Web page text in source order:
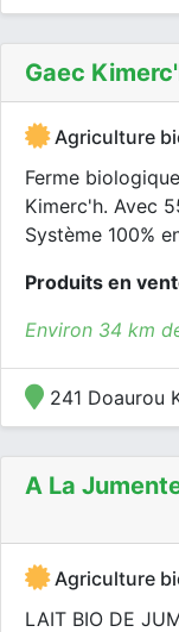
Gaec
Agriculture
Ferme
Kimerc'h. Avec
Système 100%
Produits en
Environ 34 km
241 Doaurou
A La
Agriculture
LAIT BIO DE